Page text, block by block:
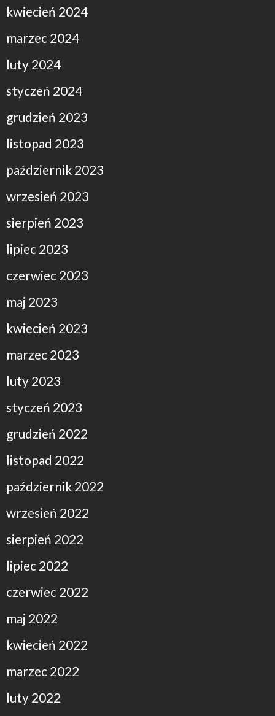
kwiecień 2024
marzec 2024
luty 2024
styczeń 2024
grudzień 2023
listopad 2023
październik 2023
wrzesień 2023
sierpień 2023
lipiec 2023
czerwiec 2023
maj 2023
kwiecień 2023
marzec 2023
luty 2023
styczeń 2023
grudzień 2022
listopad 2022
październik 2022
wrzesień 2022
sierpień 2022
lipiec 2022
czerwiec 2022
maj 2022
kwiecień 2022
marzec 2022
luty 2022